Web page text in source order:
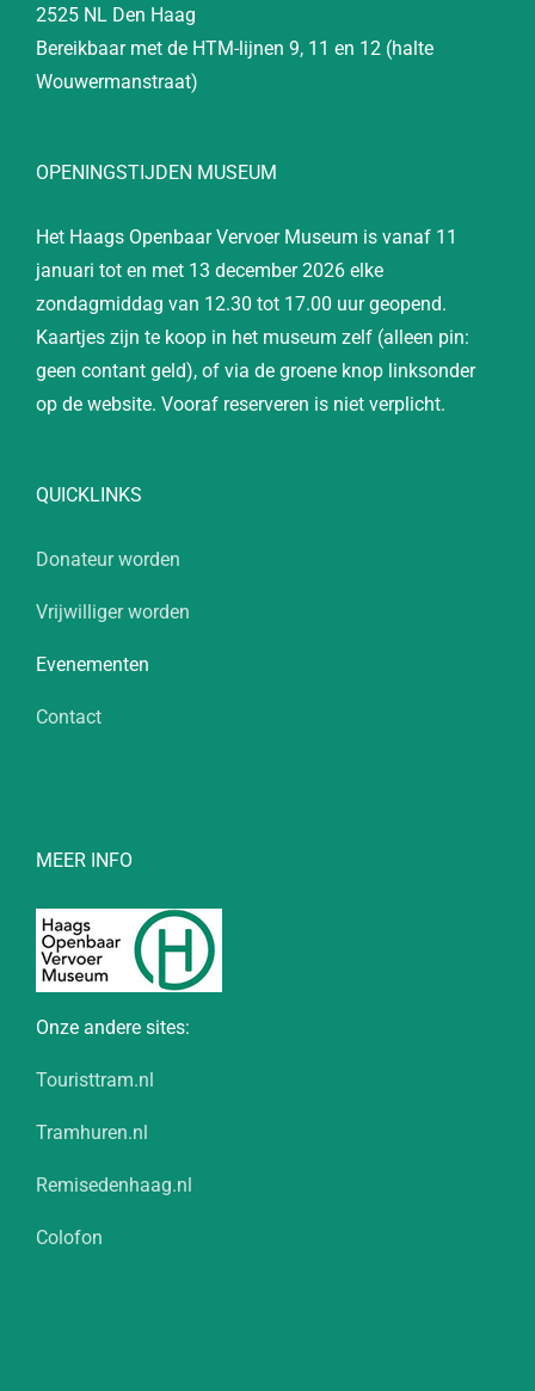
2525 NL Den Haag
Bereikbaar met de HTM-lijnen 9, 11 en 12 (halte
Wouwermanstraat)
OPENINGSTIJDEN MUSEUM
Het Haags Openbaar Vervoer Museum is vanaf 11
januari tot en met 13 december 2026 elke
zondagmiddag van 12.30 tot 17.00 uur geopend.
Kaartjes zijn te koop in het museum zelf (alleen pin:
geen contant geld), of via de groene knop linksonder
op de website. Vooraf reserveren is niet verplicht.
QUICKLINKS
Donateur worden
Vrijwilliger worden
Evenementen
Contact
MEER INFO
Onze andere sites:
Touristtram.nl
Tramhuren.nl
Remisedenhaag.nl
Colofon